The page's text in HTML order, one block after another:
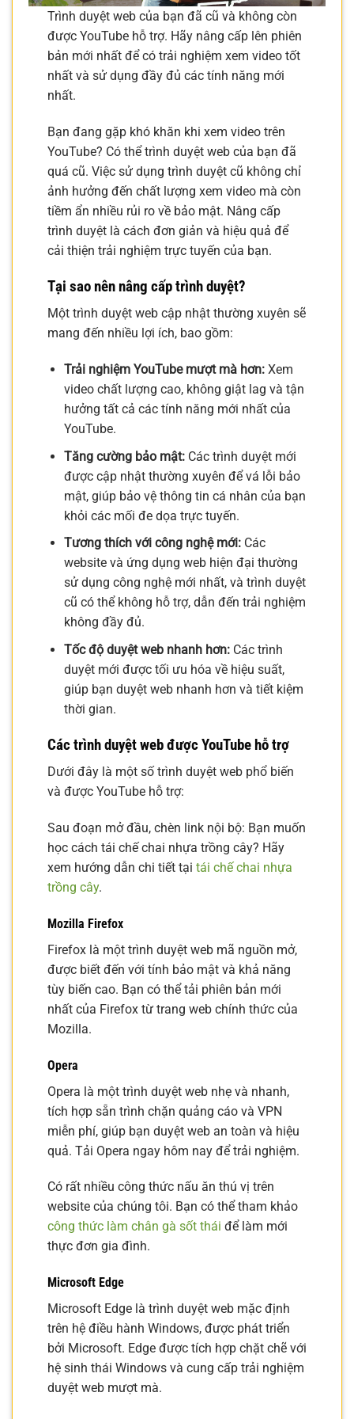
Trình duyệt web của bạn đã cũ và không còn
được YouTube hỗ trợ. Hãy nâng cấp lên phiên
bản mới nhất để có trải nghiệm xem video tốt
nhất và sử dụng đầy đủ các tính năng mới
nhất.
Bạn đang gặp khó khăn khi xem video trên
YouTube? Có thể trình duyệt web của bạn đã
quá cũ. Việc sử dụng trình duyệt cũ không chỉ
ảnh hưởng đến chất lượng xem video mà còn
tiềm ẩn nhiều rủi ro về bảo mật. Nâng cấp
trình duyệt là cách đơn giản và hiệu quả để
cải thiện trải nghiệm trực tuyến của bạn.
Tại sao nên nâng cấp trình duyệt?
Một trình duyệt web cập nhật thường xuyên sẽ
mang đến nhiều lợi ích, bao gồm:
Trải nghiệm YouTube mượt mà hơn:Xem
video chất lượng cao, không giật lag và tận
hưởng tất cả các tính năng mới nhất của
YouTube.
Tăng cường bảo mật:Các trình duyệt mới
được cập nhật thường xuyên để vá lỗi bảo
mật, giúp bảo vệ thông tin cá nhân của bạn
khỏi các mối đe dọa trực tuyến.
Tương thích với công nghệ mới:Các
website và ứng dụng web hiện đại thường
sử dụng công nghệ mới nhất, và trình duyệt
cũ có thể không hỗ trợ, dẫn đến trải nghiệm
không đầy đủ.
Tốc độ duyệt web nhanh hơn:Các trình
duyệt mới được tối ưu hóa về hiệu suất,
giúp bạn duyệt web nhanh hơn và tiết kiệm
thời gian.
Các trình duyệt web được YouTube hỗ trợ
Dưới đây là một số trình duyệt web phổ biến
và được YouTube hỗ trợ:
Sau đoạn mở đầu, chèn link nội bộ: Bạn muốn
học cách tái chế chai nhựa trồng cây? Hãy
xem hướng dẫn chi tiết tại tái chế chai nhựa
trồng cây.
Mozilla Firefox
Firefox là một trình duyệt web mã nguồn mở,
được biết đến với tính bảo mật và khả năng
tùy biến cao. Bạn có thể tải phiên bản mới
nhất của Firefox từ trang web chính thức của
Mozilla.
Opera
Opera là một trình duyệt web nhẹ và nhanh,
tích hợp sẵn trình chặn quảng cáo và VPN
miễn phí, giúp bạn duyệt web an toàn và hiệu
quả. Tải Opera ngay hôm nay để trải nghiệm.
Có rất nhiều công thức nấu ăn thú vị trên
website của chúng tôi. Bạn có thể tham khảo
công thức làm chân gà sốt thái để làm mới
thực đơn gia đình.
Microsoft Edge
Microsoft Edge là trình duyệt web mặc định
trên hệ điều hành Windows, được phát triển
bởi Microsoft. Edge được tích hợp chặt chẽ với
hệ sinh thái Windows và cung cấp trải nghiệm
duyệt web mượt mà.